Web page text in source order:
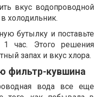
вкус водопроводной
холодильник.
бутылку и поставьте
час. Этого решения
запах и вкус хлора.
фильтр-кувшина
вода все еще